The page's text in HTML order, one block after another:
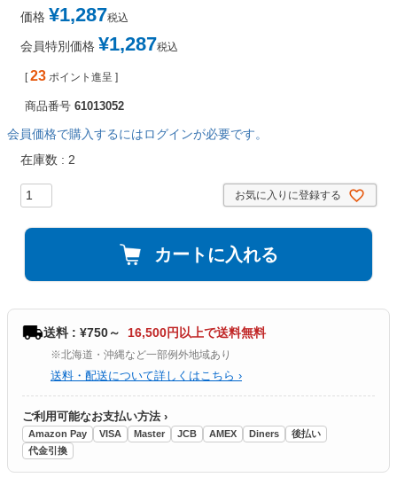
価格 ¥1,287税込
会員特別価格 ¥1,287税込
[ 23 ポイント進呈 ]
商品番号 61013052
会員価格で購入するにはログインが必要です。
在庫数
2
お気に入りに登録する
カートに入れる
送料 : ¥750～ 16,500円以上で送料無料
※北海道・沖縄など一部例外地域あり
送料・配送について詳しくはこちら ›
ご利用可能なお支払い方法 ›
Amazon Pay VISA Master JCB AMEX Diners
後払い
代金引換